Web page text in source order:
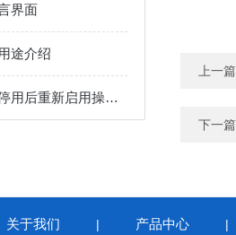
界面
途介绍
三洋高压灭菌锅的停用后重新启用操作流程
上一
下一
关于我们 | 产品中心